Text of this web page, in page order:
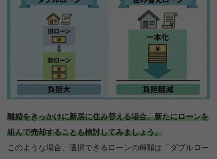
離婚をきっかけに新居に住み替える場合、新たにローンを
組んで売却することも検討してみましょう。
このような場合、選択できるローンの種類は「ダブルロー